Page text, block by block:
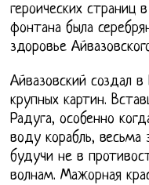
героических страниц
фонтана была
здоровье
Айвазовский создал
крупных картин.
Радуга, особенно
воду корабль,
будучи не в
волнам. Мажорная